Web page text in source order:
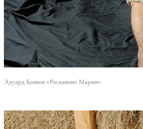
Эдуард Бояков «Раскаяние Марии»